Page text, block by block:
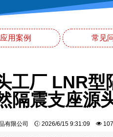
应用案例 常见
工厂 LNR型
隔震支座源
品有限公司 2026/6/15 9:31:09 107